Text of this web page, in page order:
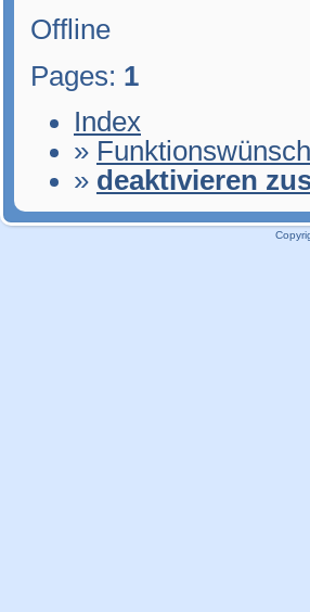
Offline
Pages: 1
Index
»
» deaktivieren